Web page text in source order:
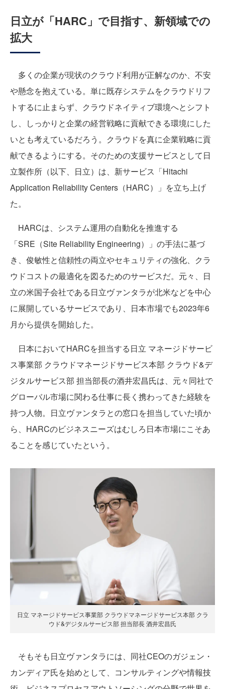
日立が「HARC」で目指す、新領域での
拡大
多くの企業が現状のクラウド利用が正解なのか、不安
や懸念を抱えている。単に既存システムをクラウドリフ
トするに止まらず、クラウドネイティブ環境へとシフト
し、しっかりと企業の経営戦略に貢献できる環境にした
いとも考えているだろう。クラウドを真に企業戦略に貢
献できるようにする。そのための支援サービスとして日
立製作所（以下、日立）は、新サービス「Hitachi
Application Reliability Centers（HARC）」を立ち上げ
た。
HARCは、システム運用の自動化を推進する
「SRE（Site Reliability Engineering）」の手法に基づ
き、俊敏性と信頼性の両立やセキュリティの強化、クラ
ウドコストの最適化を図るためのサービスだ。元々、日
立の米国子会社である日立ヴァンタラが北米などを中心
に展開しているサービスであり、日本市場でも2023年6
月から提供を開始した。
日本においてHARCを担当する日立 マネージドサービ
ス事業部 クラウドマネージドサービス本部 クラウド&デ
ジタルサービス部 担当部長の酒井宏昌氏は、元々同社で
グローバル市場に関わる仕事に長く携わってきた経験を
持つ人物。日立ヴァンタラとの窓口を担当していた頃か
ら、HARCのビジネスニーズはむしろ日本市場にこそあ
ることを感じていたという。
日立 マネージドサービス事業部 クラウドマネージドサービス本部 クラ
ウド&デジタルサービス部 担当部長 酒井宏昌氏
そもそも日立ヴァンタラには、同社CEOのガジェン・
カンディア氏を始めとして、コンサルティングや情報技